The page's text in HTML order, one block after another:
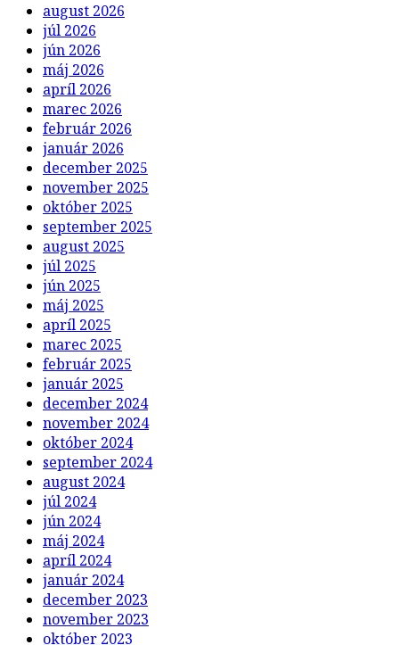
august 2026
júl 2026
jún 2026
máj 2026
apríl 2026
marec 2026
február 2026
január 2026
december 2025
november 2025
október 2025
september 2025
august 2025
júl 2025
jún 2025
máj 2025
apríl 2025
marec 2025
február 2025
január 2025
december 2024
november 2024
október 2024
september 2024
august 2024
júl 2024
jún 2024
máj 2024
apríl 2024
január 2024
december 2023
november 2023
október 2023